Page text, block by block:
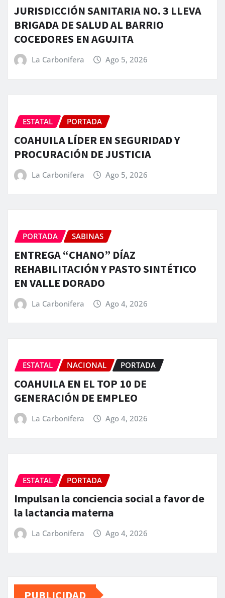
JURISDICCIÓN SANITARIA NO. 3 LLEVA
BRIGADA DE SALUD AL BARRIO
COCEDORES EN AGUJITA
La Carbonifera Ago 5, 2026
ESTATAL PORTADA
COAHUILA LÍDER EN SEGURIDAD Y
PROCURACIÓN DE JUSTICIA
La Carbonifera Ago 5, 2026
PORTADA SABINAS
ENTREGA “CHANO” DÍAZ
REHABILITACIÓN Y PASTO SINTÉTICO
EN VALLE DORADO
La Carbonifera Ago 4, 2026
ESTATAL NACIONAL PORTADA
COAHUILA EN EL TOP 10 DE
GENERACIÓN DE EMPLEO
La Carbonifera Ago 4, 2026
ESTATAL PORTADA
Impulsan la conciencia social a favor de
la lactancia materna
La Carbonifera Ago 4, 2026
PUBLICIDAD